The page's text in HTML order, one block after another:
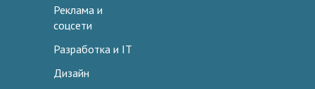
Реклама и
соцсети
Разработка и IT
Дизайн